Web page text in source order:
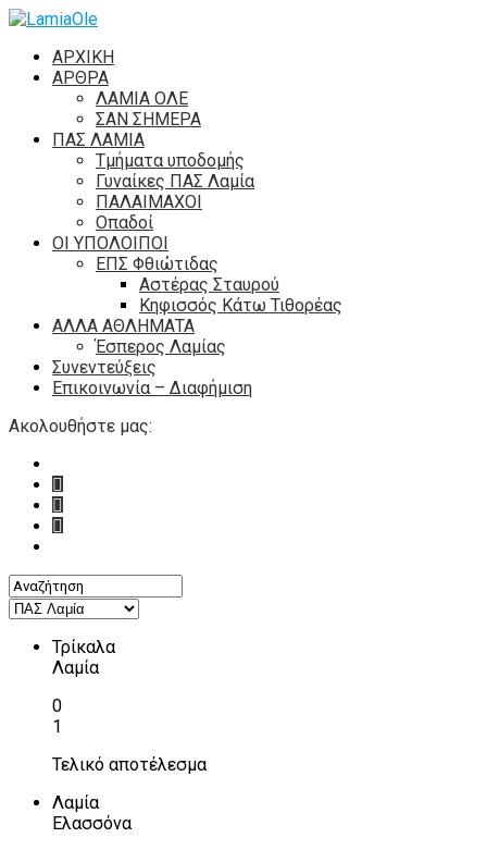
ΑΡΧΙΚΗ
ΑΡΘΡΑ
ΛΑΜΙΑ ΟΛΕ
ΣΑΝ ΣΗΜΕΡΑ
ΠΑΣ ΛΑΜΙΑ
Τμήματα υποδομής
Γυναίκες ΠΑΣ Λαμία
ΠΑΛΑΙΜΑΧΟΙ
Οπαδοί
ΟΙ ΥΠΟΛΟΙΠΟΙ
ΕΠΣ Φθιώτιδας
Αστέρας Σταυρού
Κηφισσός Κάτω Τιθορέας
ΑΛΛΑ ΑΘΛΗΜΑΤΑ
Έσπερος Λαμίας
Συνεντεύξεις
Επικοινωνία – Διαφήμιση
Ακολουθήστε μας:
Τρίκαλα
Λαμία
0
1
Τελικό αποτέλεσμα
Λαμία
Ελασσόνα